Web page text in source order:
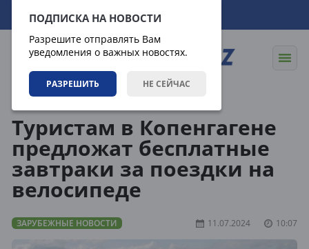
ПОДПИСКА НА НОВОСТИ
Разрешите отправлять Вам
уведомления о важных новостях.
РАЗРЕШИТЬ НЕ СЕЙЧАС
08.08.2026 19:49:42
Туристам в Копенгагене
предложат бесплатные
завтраки за поездки на
велосипеде
ЗАРУБЕЖНЫЕ НОВОСТИ 11.07.2024 10:07